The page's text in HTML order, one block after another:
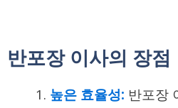
반포장 이사의 장점
높은 효율성: 반포장